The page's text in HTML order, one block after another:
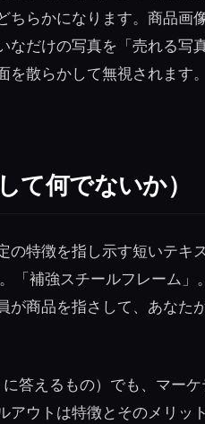
ちらかになります。商品画
なだけの写真を「売れる写
を散らかして無視されます
て何でないか）
特徴を指し示す短いテキ
「補強スチールフレーム」
商品を指さして、あなた
答えるもの）でも、マー
アウトは特徴とそのメリッ